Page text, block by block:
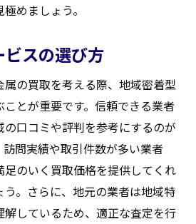
めましょう。
スの選び方
の買取を考える際、地域密着型
とが重要です。信頼できる業者
口コミや評判を参考にするのが
問実績や取引件数が多い業者
のいく買取価格を提供してくれ
う。さらに、地元の業者は地域特
しているため、適正な査定を行